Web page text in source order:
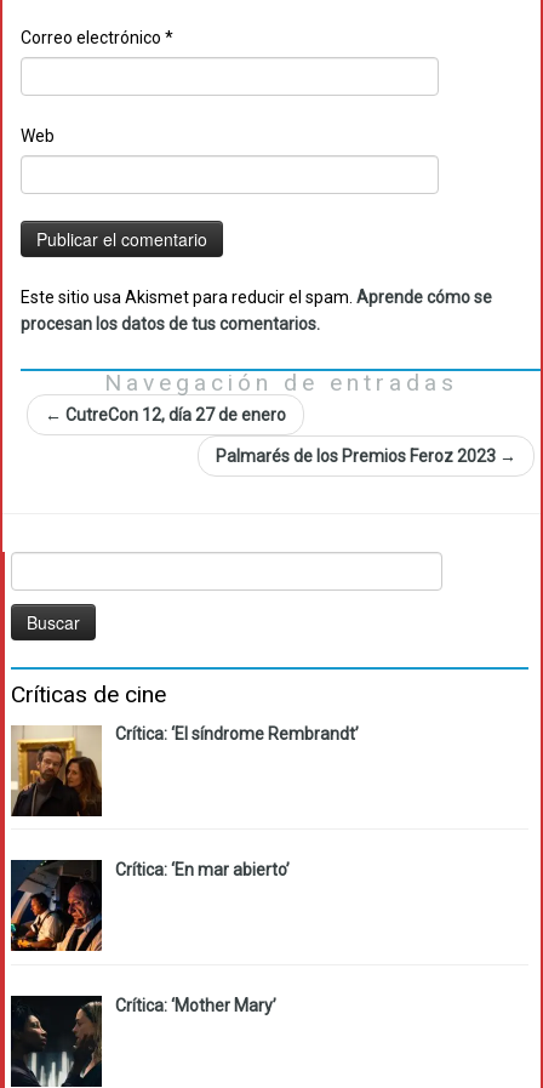
Correo electrónico *
Web
Este sitio usa Akismet para reducir el spam. Aprende cómo se
procesan los datos de tus comentarios.
Navegación de entradas
← CutreCon 12, día 27 de enero
Palmarés de los Premios Feroz 2023 →
Críticas de cine
Crítica: ‘El síndrome Rembrandt’
Crítica: ‘En mar abierto’
Crítica: ‘Mother Mary’